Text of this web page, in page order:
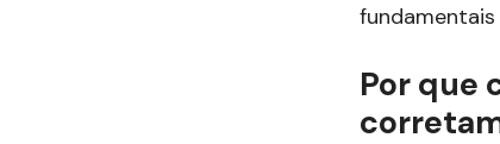
Por que